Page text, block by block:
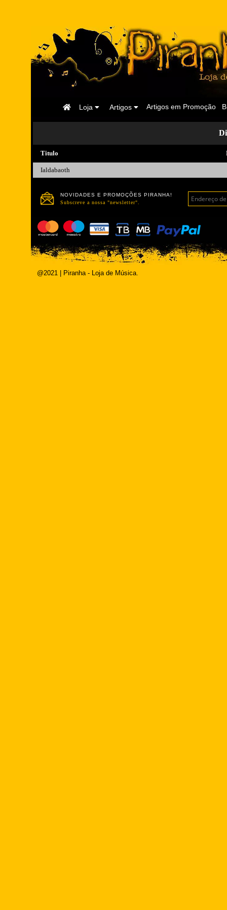
Artigos em Promoção
Artigos
Loja
Página
Titulo
Ialdabaoth
NOVIDADES E PROMOÇÕES PIRANHA!
Subscreve a nossa "newsletter".
@2021 | Piranha - Loja de Música.